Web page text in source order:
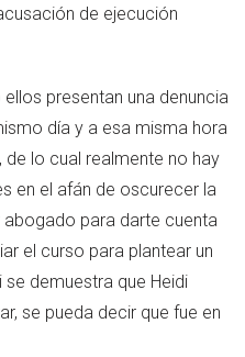
de ejecución
presentan una denuncia
día y a esa misma hora
lo cual realmente no hay
en el afán de oscurecer la
para darte cuenta
el curso para plantear un
demuestra que Heidi
se pueda decir que fue en